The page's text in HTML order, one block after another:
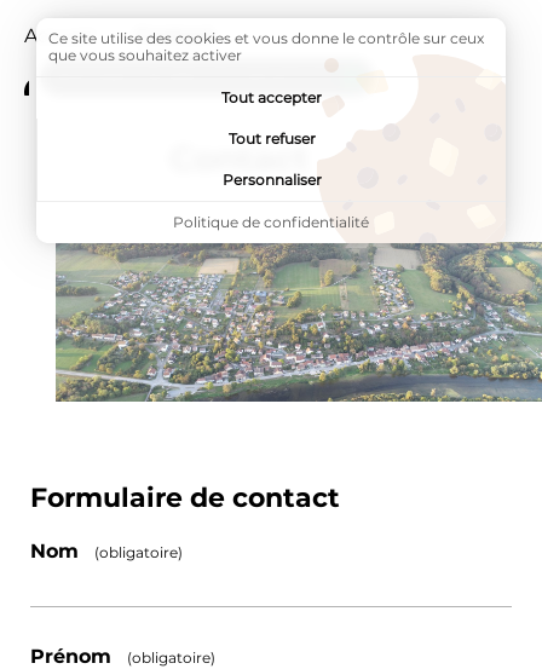
Accueil Page active :
Contact
Étape1/1
Formulaire de contact
Nom (obligatoire)
Prénom (obligatoire)
Ce site utilise des cookies et vous donne le contrôle sur ceux
que vous souhaitez activer
Tout accepter
Tout refuser
Personnaliser
Politique de confidentialité